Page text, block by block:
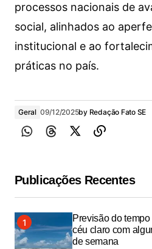
processos nacionais de
social, alinhados ao
institucional e ao
práticas no país.
Geral 09/12/2025by Redação Fato SE
Publicações Recentes
Previsão do
céu claro com
de semana